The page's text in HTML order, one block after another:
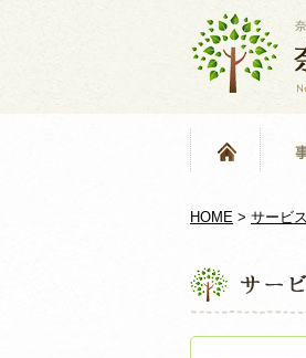
HOME > サービ